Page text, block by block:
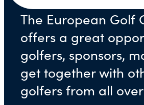
The European Golf
offers a great
golfers, sponsors,
get together with
golfers from all